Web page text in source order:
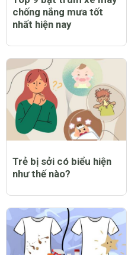
chống nắng mưa tốt
nhất hiện nay
Trẻ bị sởi có biểu hiện
như thế nào?